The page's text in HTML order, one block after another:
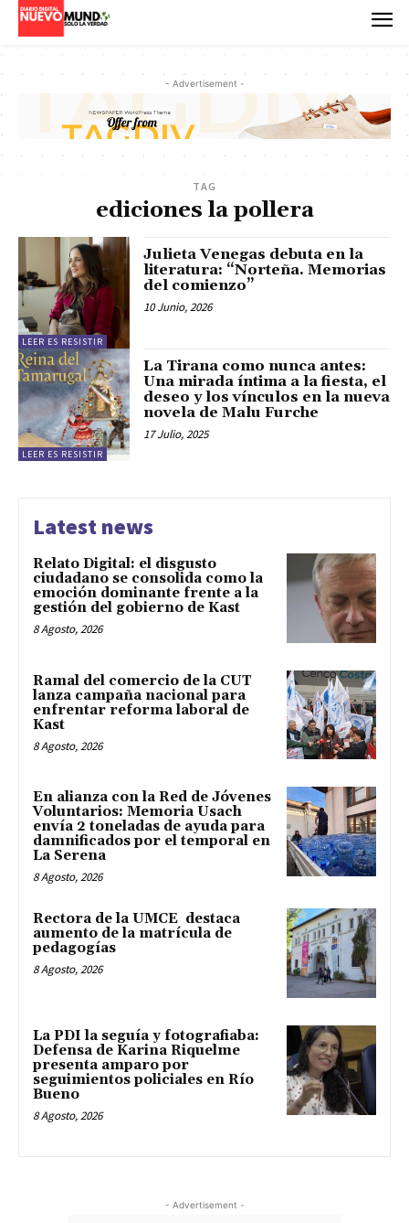
- Advertisement -
TAG
ediciones la pollera
LEER ES RESISTIR
Julieta Venegas debuta en la
literatura: “Norteña. Memorias
del comienzo”
10 Junio, 2026
LEER ES RESISTIR
La Tirana como nunca antes:
Una mirada íntima a la fiesta, el
deseo y los vínculos en la nueva
novela de Malu Furche
17 Julio, 2025
Latest news
Relato Digital: el disgusto
ciudadano se consolida como la
emoción dominante frente a la
gestión del gobierno de Kast
8 Agosto, 2026
Ramal del comercio de la CUT
lanza campaña nacional para
enfrentar reforma laboral de
Kast
8 Agosto, 2026
En alianza con la Red de Jóvenes
Voluntarios: Memoria Usach
envía 2 toneladas de ayuda para
damnificados por el temporal en
La Serena
8 Agosto, 2026
Rectora de la UMCE destaca
aumento de la matrícula de
pedagogías
8 Agosto, 2026
La PDI la seguía y fotografiaba:
Defensa de Karina Riquelme
presenta amparo por
seguimientos policiales en Río
Bueno
8 Agosto, 2026
- Advertisement -